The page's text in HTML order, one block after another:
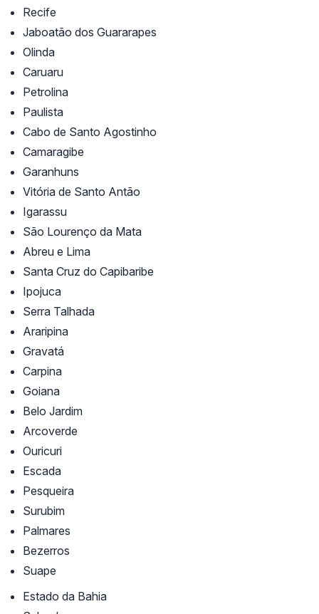
Recife
Jaboatão dos Guararapes
Olinda
Caruaru
Petrolina
Paulista
Cabo de Santo Agostinho
Camaragibe
Garanhuns
Vitória de Santo Antão
Igarassu
São Lourenço da Mata
Abreu e Lima
Santa Cruz do Capibaribe
Ipojuca
Serra Talhada
Araripina
Gravatá
Carpina
Goiana
Belo Jardim
Arcoverde
Ouricuri
Escada
Pesqueira
Surubim
Palmares
Bezerros
Suape
Estado da Bahia